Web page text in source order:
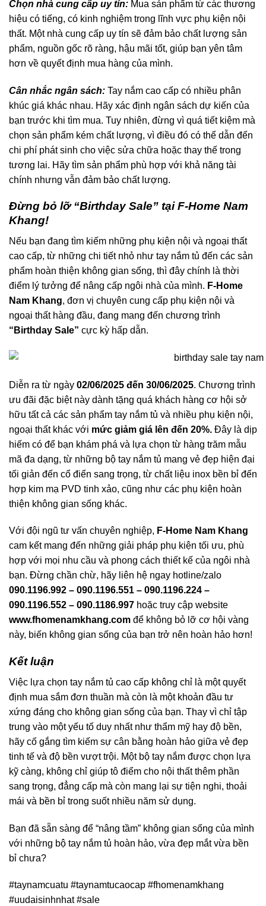
Chọn nhà cung cấp uy tín: Mua sản phẩm từ các thương
hiệu có tiếng, có kinh nghiệm trong lĩnh vực phụ kiện nội
thất. Một nhà cung cấp uy tín sẽ đảm bảo chất lượng sản
phẩm, nguồn gốc rõ ràng, hậu mãi tốt, giúp bạn yên tâm
hơn về quyết định mua hàng của mình.
Cân nhắc ngân sách: Tay nắm cao cấp có nhiều phân
khúc giá khác nhau. Hãy xác định ngân sách dự kiến của
bạn trước khi tìm mua. Tuy nhiên, đừng vì quá tiết kiệm mà
chọn sản phẩm kém chất lượng, vì điều đó có thể dẫn đến
chi phí phát sinh cho việc sửa chữa hoặc thay thế trong
tương lai. Hãy tìm sản phẩm phù hợp với khả năng tài
chính nhưng vẫn đảm bảo chất lượng.
Đừng bỏ lỡ “Birthday Sale” tại F-Home Nam
Khang!
Nếu bạn đang tìm kiếm những phụ kiện nội và ngoại thất
cao cấp, từ những chi tiết nhỏ như tay nắm tủ đến các sản
phẩm hoàn thiện không gian sống, thì đây chính là thời
điểm lý tưởng để nâng cấp ngôi nhà của mình. F-Home
Nam Khang, đơn vị chuyên cung cấp phụ kiện nội và
ngoại thất hàng đầu, đang mang đến chương trình
“Birthday Sale” cực kỳ hấp dẫn.
Diễn ra từ ngày 02/06/2025 đến 30/06/2025. Chương trình
ưu đãi đặc biệt này dành tặng quá khách hàng cơ hội sở
hữu tất cả các sản phẩm tay nắm tủ và nhiều phụ kiện nội,
ngoại thất khác với mức giảm giá lên đến 20%. Đây là dịp
hiếm có để bạn khám phá và lựa chọn từ hàng trăm mẫu
mã đa dạng, từ những bộ tay nắm tủ mang vẻ đẹp hiện đại
tối giản đến cổ điển sang trọng, từ chất liệu inox bền bỉ đến
hợp kim mạ PVD tinh xảo, cũng như các phụ kiện hoàn
thiện không gian sống khác.
Với đội ngũ tư vấn chuyên nghiệp, F-Home Nam Khang
cam kết mang đến những giải pháp phụ kiện tối ưu, phù
hợp với mọi nhu cầu và phong cách thiết kế của ngôi nhà
bạn. Đừng chần chừ, hãy liên hệ ngay hotline/zalo
090.1196.992 – 090.1196.551 – 090.1196.224 –
090.1196.552 – 090.1186.997 hoặc truy cập website
www.fhomenamkhang.com để không bỏ lỡ cơ hội vàng
này, biến không gian sống của bạn trở nên hoàn hảo hơn!
Kết luận
Việc lựa chọn tay nắm tủ cao cấp không chỉ là một quyết
định mua sắm đơn thuần mà còn là một khoản đầu tư
xứng đáng cho không gian sống của bạn. Thay vì chỉ tập
trung vào một yếu tố duy nhất như thẩm mỹ hay độ bền,
hãy cố gắng tìm kiếm sự cân bằng hoàn hảo giữa vẻ đẹp
tinh tế và độ bền vượt trội. Một bộ tay nắm được chọn lựa
kỹ càng, không chỉ giúp tô điểm cho nội thất thêm phần
sang trọng, đẳng cấp mà còn mang lại sự tiện nghi, thoải
mái và bền bỉ trong suốt nhiều năm sử dụng.
Bạn đã sẵn sàng để “nâng tầm” không gian sống của mình
với những bộ tay nắm tủ hoàn hảo, vừa đẹp mắt vừa bền
bỉ chưa?
#taynamcuatu #taynamtucaocap #fhomenamkhang
#uudaisinhnhat #sale